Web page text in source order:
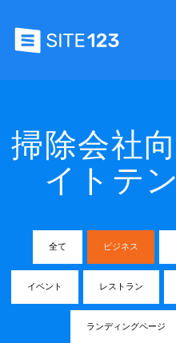
掃除会社
イトテ
全て ビジネス
イベント レストラン
ランディングページ